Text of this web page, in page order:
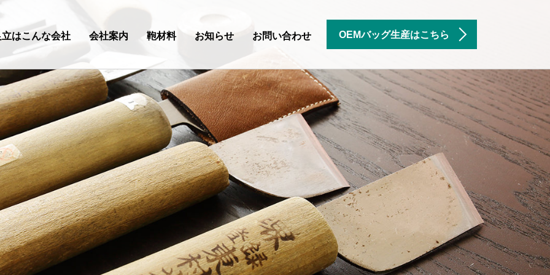
立はこんな会社 会社案内 鞄材料 お知らせ お問い合わせ OEMバッグ生産はこちら